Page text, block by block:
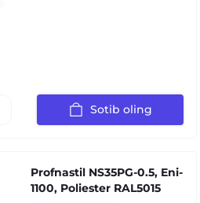
Sotib oling
Profnastil NS35PG-0.5, Eni-
1100, Poliester RAL5015